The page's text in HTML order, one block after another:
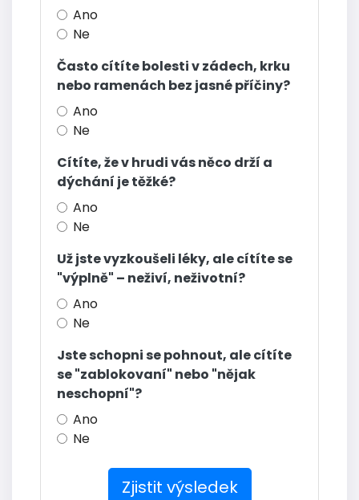
Ano
Ne
Často cítíte bolesti v zádech, krku
nebo ramenách bez jasné příčiny?
Ano
Ne
Cítíte, že v hrudi vás něco drží a
dýchání je těžké?
Ano
Ne
Už jste vyzkoušeli léky, ale cítíte se
"výplně" – neživí, neživotní?
Ano
Ne
Jste schopni se pohnout, ale cítíte
se "zablokovaní" nebo "nějak
neschopní"?
Ano
Ne
Zjistit výsledek